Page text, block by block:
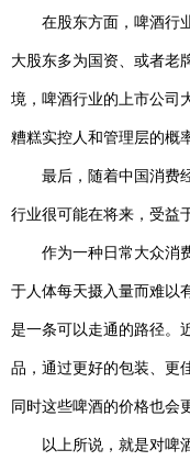
在股东方面，啤酒行业
大股东多为国资、或者老
境，啤酒行业的上市公司
糟糕实控人和管理层的概
最后，随着中国消费经
行业很可能在将来，受益
作为一种日常大众消费
于人体每天摄入量而难以
是一条可以走通的路径。
品，通过更好的包装、更
同时这些啤酒的价格也会
以上所说，就是对啤酒